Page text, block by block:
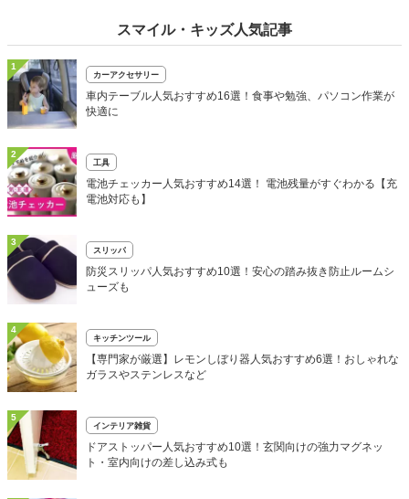
スマイル・キッズ人気記事
1
カーアクセサリー
車内テーブル人気おすすめ16選！食事や勉強、パソコン作業が
快適に
2
工具
電池チェッカー人気おすすめ14選！ 電池残量がすぐわかる【充
電池対応も】
3
スリッパ
防災スリッパ人気おすすめ10選！安心の踏み抜き防止ルームシ
ューズも
4
キッチンツール
【専門家が厳選】レモンしぼり器人気おすすめ6選！おしゃれな
ガラスやステンレスなど
5
インテリア雑貨
ドアストッパー人気おすすめ10選！玄関向けの強力マグネッ
ト・室内向けの差し込み式も